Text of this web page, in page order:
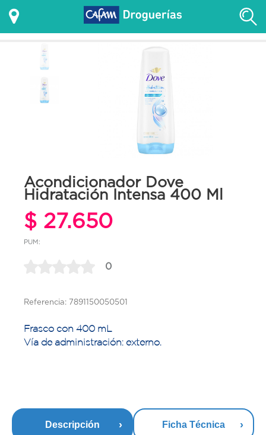
Acondicionador Dove
Hidratación Intensa 400 Ml
$ 27.650
PUM:
0
Referencia: 7891150050501
Frasco con 400 mL
Vía de administración: externo.
Descripción Ficha Técnica